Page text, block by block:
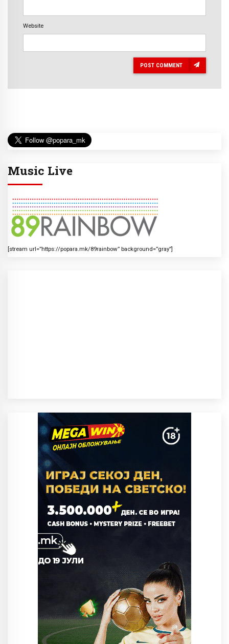
Website
POST COMMENT
Music Live
[stream url=”https://popara.mk/89rainbow” background=”gray”]